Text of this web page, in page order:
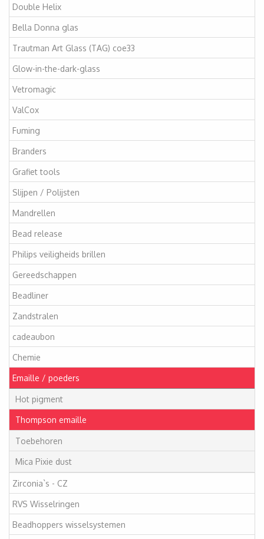
Double Helix
Bella Donna glas
Trautman Art Glass (TAG) coe33
Glow-in-the-dark-glass
Vetromagic
ValCox
Fuming
Branders
Grafiet tools
Slijpen / Polijsten
Mandrellen
Bead release
Philips veiligheids brillen
Gereedschappen
Beadliner
Zandstralen
cadeaubon
Chemie
Emaille / poeders
Hot pigment
Thompson emaille
Toebehoren
Mica Pixie dust
Zirconia`s - CZ
RVS Wisselringen
Beadhoppers wisselsystemen